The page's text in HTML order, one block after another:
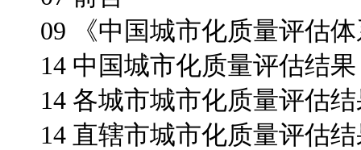
09 《中国城市化质量评估
14 中国城市化质量评估结果
14 各城市城市化质量评估
14 直辖市城市化质量评估